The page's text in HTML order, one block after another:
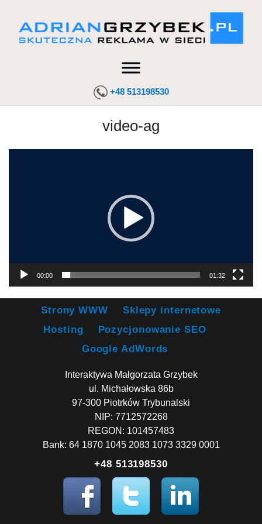
+48 513198530
video-ag
00:00 01:32
Strony WWW
Sklepy internetowe
Hosting
Pozycjonowanie SEO
Google AdWords
Interaktywa Małgorzata Grzybek
ul. Michałowska 86b
97-300 Piotrków Trybunalski
NIP: 7712572268
REGON: 101457483
Bank: 64 1870 1045 2083 1073 3329 0001
+48 513198530